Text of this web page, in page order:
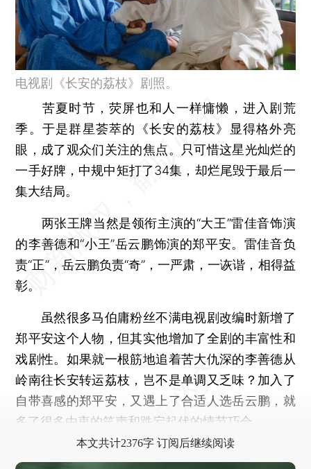
电视剧《长安的荔枝》剧照。
苦夏时节，荧屏也和人一样慵懒，进入剧荒
季。于是群星荟萃的《长安的荔枝》显得格外亮
眼，成了观众们关注的焦点。只可惜这星光灿烂的
一手好牌，中规中矩打了34集，却烂尾毁于最后一
集大结局。
两张王牌当然是领衔主演的“大王”雷佳音饰演
的李善德和“小王”岳云鹏饰演的郑平安。雷佳音负
责“正”，岳云鹏负责“奇”，一严肃，一诙谐，相得益
彰。
虽然很多马伯庸粉丝不满电视剧改编时新增了
郑平安这个人物，但其实他增加了全剧的丰富性和
戏剧性。如果就一根筋地追着苦大仇深的李善德从
岭南往长安转运荔枝，岂不是单调又乏味？加入了
自带喜感的郑平安，又遇上了合适人选岳云鹏，就
多了很多由衷的笑声和跌宕起伏的情节巧合。
本文共计2376字 订阅后继续阅读